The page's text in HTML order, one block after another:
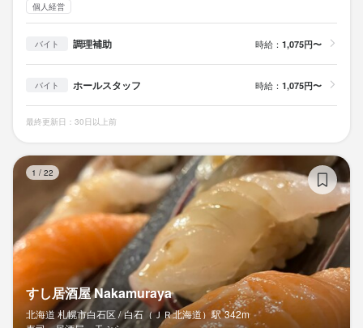
個人経営
バイト 調理補助 時給： 1,075円〜
バイト ホールスタッフ 時給： 1,075円〜
最終更新日：30日以上前
1 / 22
すし居酒屋 Nakamuraya
北海道 札幌市白石区 / 白石（ＪＲ北海道）駅 342m